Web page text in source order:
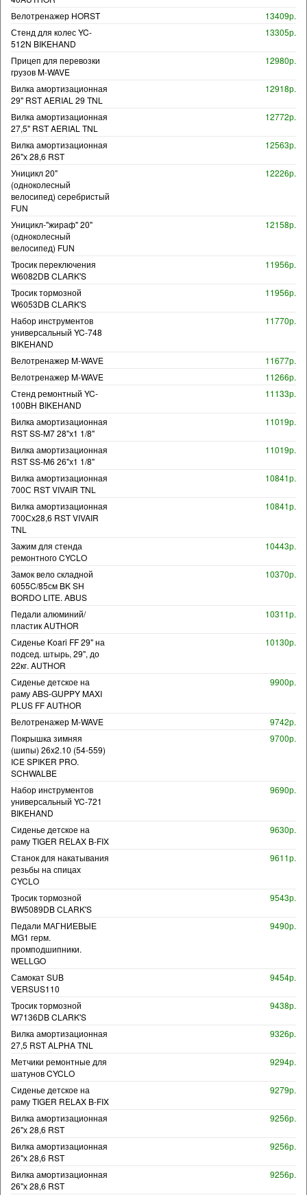
Велотренажер HORST
13409р.
Стенд для колес YC-
512N BIKEHAND
13305р.
Прицеп для перевозки
грузов M-WAVE
12980р.
Вилка амортизационная
29" RST AERIAL 29 TNL
12918р.
Вилка амортизационная
27,5" RST AERIAL TNL
12772р.
Вилка амортизационная
26"х 28,6 RST
12563р.
Уницикл 20"
(одноколесный
велосипед) серебристый
FUN
12226р.
Уницикл-"жираф" 20"
(одноколесный
велосипед) FUN
12158р.
Тросик переключения
W6082DB CLARK'S
11956р.
Тросик тормозной
W6053DB CLARK'S
11956р.
Набор инструментов
универсальный YC-748
BIKEHAND
11770р.
Велотренажер M-WAVE
11677р.
Велотренажер M-WAVE
11266р.
Стенд ремонтный YC-
100BH BIKEHAND
11133р.
Вилка амортизационная
RST SS-M7 28"х1 1/8"
11019р.
Вилка амортизационная
RST SS-M6 26"х1 1/8"
11019р.
Вилка амортизационная
700С RST VIVAIR TNL
10841р.
Вилка амортизационная
700Сх28,6 RST VIVAIR
TNL
10841р.
Зажим для стенда
ремонтного CYCLO
10443р.
Замок вело складной
6055C/85см BK SH
BORDO LITE. ABUS
10370р.
Педали алюминий/
пластик AUTHOR
10311р.
Сиденье Koari FF 29" на
подсед. штырь, 29", до
22кг. AUTHOR
10130р.
Сиденье детское на
раму ABS-GUPPY MAXI
PLUS FF AUTHOR
9900р.
Велотренажер M-WAVE
9742р.
Покрышка зимняя
(шипы) 26x2.10 (54-559)
ICE SPIKER PRO.
SCHWALBE
9700р.
Набор инструментов
универсальный YC-721
BIKEHAND
9690р.
Сиденье детское на
раму TIGER RELAX B-FIX
9630р.
Станок для накатывания
резьбы на спицах
CYCLO
9611р.
Тросик тормозной
BW5089DB CLARK'S
9543р.
Педали МАГНИЕВЫЕ
MG1 герм.
промподшипники.
WELLGO
9490р.
Самокат SUB
VERSUS110
9454р.
Тросик тормозной
W7136DB CLARK'S
9438р.
Вилка амортизационная
27,5 RST ALPHA TNL
9326р.
Метчики ремонтные для
шатунов CYCLO
9294р.
Сиденье детское на
раму TIGER RELAX B-FIX
9279р.
Вилка амортизационная
26"х 28,6 RST
9256р.
Вилка амортизационная
26"х 28,6 RST
9256р.
Вилка амортизационная
26"х 28,6 RST
9256р.